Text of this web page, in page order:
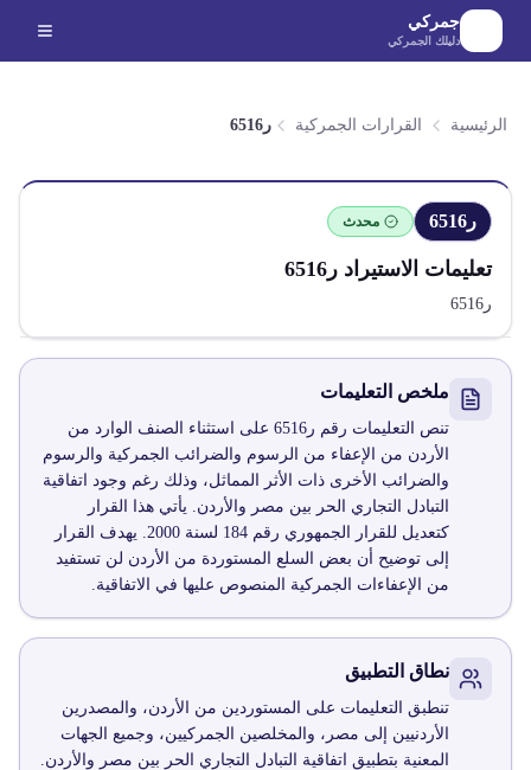
الانتقال إلى المحتوى الرئيسي
جمركي
دليلك الجمركي
الرئيسية القرارات الجمركية ر6516
ر6516 محدث
تعليمات الاستيراد ر6516
ر6516
ملخص التعليمات
تنص التعليمات رقم ر6516 على استثناء الصنف الوارد من
الأردن من الإعفاء من الرسوم والضرائب الجمركية والرسوم
والضرائب الأخرى ذات الأثر المماثل، وذلك رغم وجود اتفاقية
التبادل التجاري الحر بين مصر والأردن. يأتي هذا القرار
كتعديل للقرار الجمهوري رقم 184 لسنة 2000. يهدف القرار
إلى توضيح أن بعض السلع المستوردة من الأردن لن تستفيد
من الإعفاءات الجمركية المنصوص عليها في الاتفاقية.
نطاق التطبيق
تنطبق التعليمات على المستوردين من الأردن، والمصدرين
الأردنيين إلى مصر، والمخلصين الجمركيين، وجميع الجهات
المعنية بتطبيق اتفاقية التبادل التجاري الحر بين مصر والأردن.